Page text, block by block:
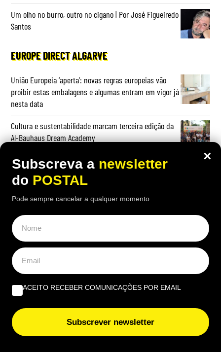
Um olho no burro, outro no cigano | Por José Figueiredo
Santos
EUROPE DIRECT ALGARVE
União Europeia ‘aperta’: novas regras europeias vão
proibir estas embalagens e algumas entram em vigor já
nesta data
Cultura e sustentabilidade marcam terceira edição da
Al-Bauhaus Dream Academy
×
Subscreva a newsletter
do POSTAL
Pode sempre cancelar a qualquer momento
ACEITO RECEBER COMUNICAÇÕES POR EMAIL
Subscrever newsletter